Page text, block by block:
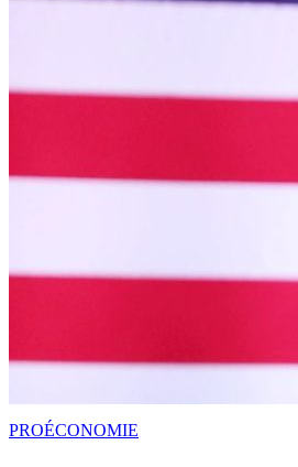
PROÉCONOMIE